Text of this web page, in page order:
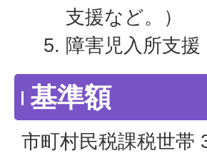
支援など。）
障害児入所支援
基準額
市町村民税課税世帯